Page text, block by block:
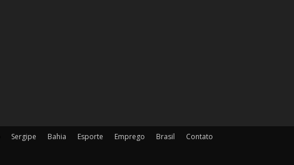
Sergipe Bahia Esporte Emprego Brasil Contato